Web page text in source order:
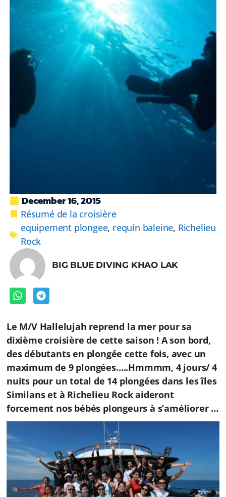
December 16, 2015
Résumé de la croisière
equipement plongee, requin baleine, Richelieu
Rock
BIG BLUE DIVING KHAO LAK
Le M/V Hallelujah reprend la mer pour sa
dixième croisière de cette saison ! A son bord,
des débutants en plongée cette fois, avec un
maximum de 9 plongées…..Hmmmm, 4 jours/ 4
nuits pour un total de 14 plongées dans les îles
Similans et à Richelieu Rock aideront
forcement nos bébés plongeurs à s’améliorer …